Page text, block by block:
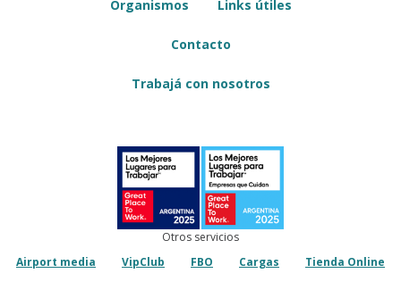
Organismos Links útiles
Contacto
Trabajá con nosotros
Otros servicios
Airport media
VipClub FBO Cargas Tienda Online